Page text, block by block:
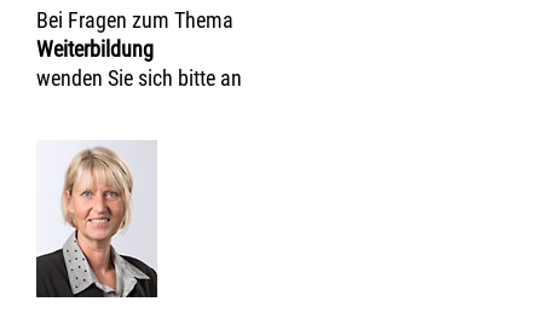
Bei Fragen zum Thema
Weiterbildung
wenden Sie sich bitte an